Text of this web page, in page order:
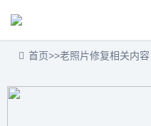
首页>>老照片修复相关内容